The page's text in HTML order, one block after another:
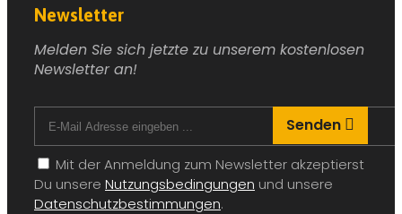
Spiel & Spass
Zoo & Tierpark
Kinderguides
Freizeitführer
Newsletter
Melden Sie sich jetzte zu unserem kostenlosen
Newsletter an!
Senden
Mit der Anmeldung zum Newsletter akzeptierst
Du unsere Nutzungsbedingungen und unsere
Datenschutzbestimmungen.